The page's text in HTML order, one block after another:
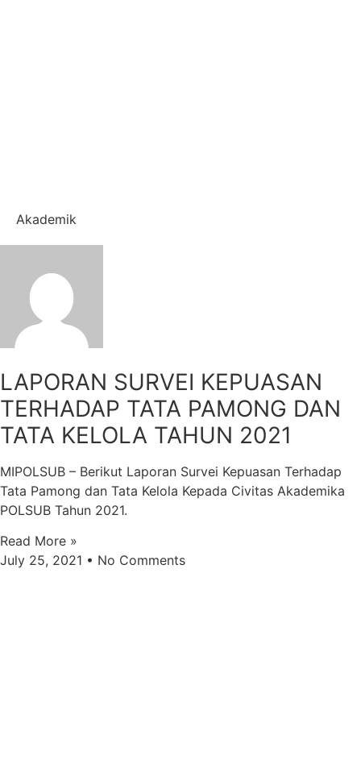
Akademik
LAPORAN SURVEI KEPUASAN
TERHADAP TATA PAMONG DAN
TATA KELOLA TAHUN 2021
MIPOLSUB – Berikut Laporan Survei Kepuasan Terhadap
Tata Pamong dan Tata Kelola Kepada Civitas Akademika
POLSUB Tahun 2021.
Read More »
July 25, 2021
No Comments